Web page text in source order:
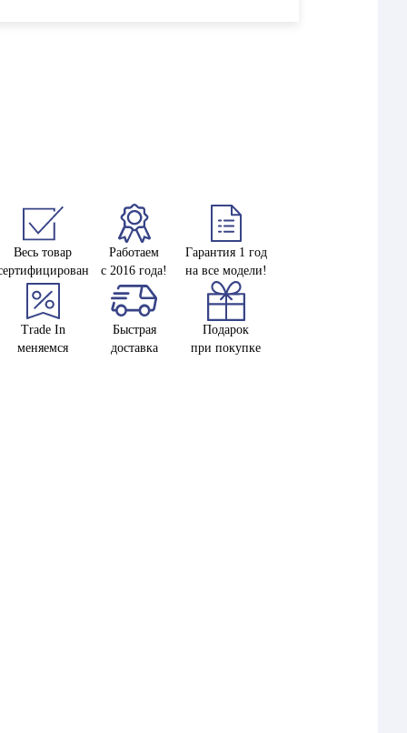
Весь товар
Работаем
с 2016 года!
Гарантия 1 год
на все модели!
Trade In
меняемся
Быстрая
доставка
Подарок
при покупке